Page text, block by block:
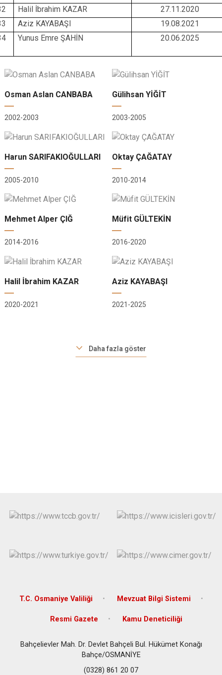
Halil İbrahim KAZAR
27.11.2020
Aziz KAYABAŞI
19.08.2021
Yunus Emre ŞAHİN 20.06.2025
Osman Aslan CANBABA
2002-2003
Gülihsan YİĞİT
2003-2005
Harun SARIFAKIOĞULLARI
2005-2010
Oktay ÇAĞATAY
2010-2014
Mehmet Alper ÇIĞ
2014-2016
Müfit GÜLTEKİN
2016-2020
Halil İbrahim KAZAR
2020-2021
Aziz KAYABAŞI
2021-2025
Daha fazla göster
T.C. Osmaniye Valiliği Mevzuat Bilgi Sistemi
Resmi Gazete Kamu Deneticiliği
Bahçelievler Mah. Dr. Devlet Bahçeli Bul. Hükümet Konağı
Bahçe/OSMANİYE
(0328) 861 20 07